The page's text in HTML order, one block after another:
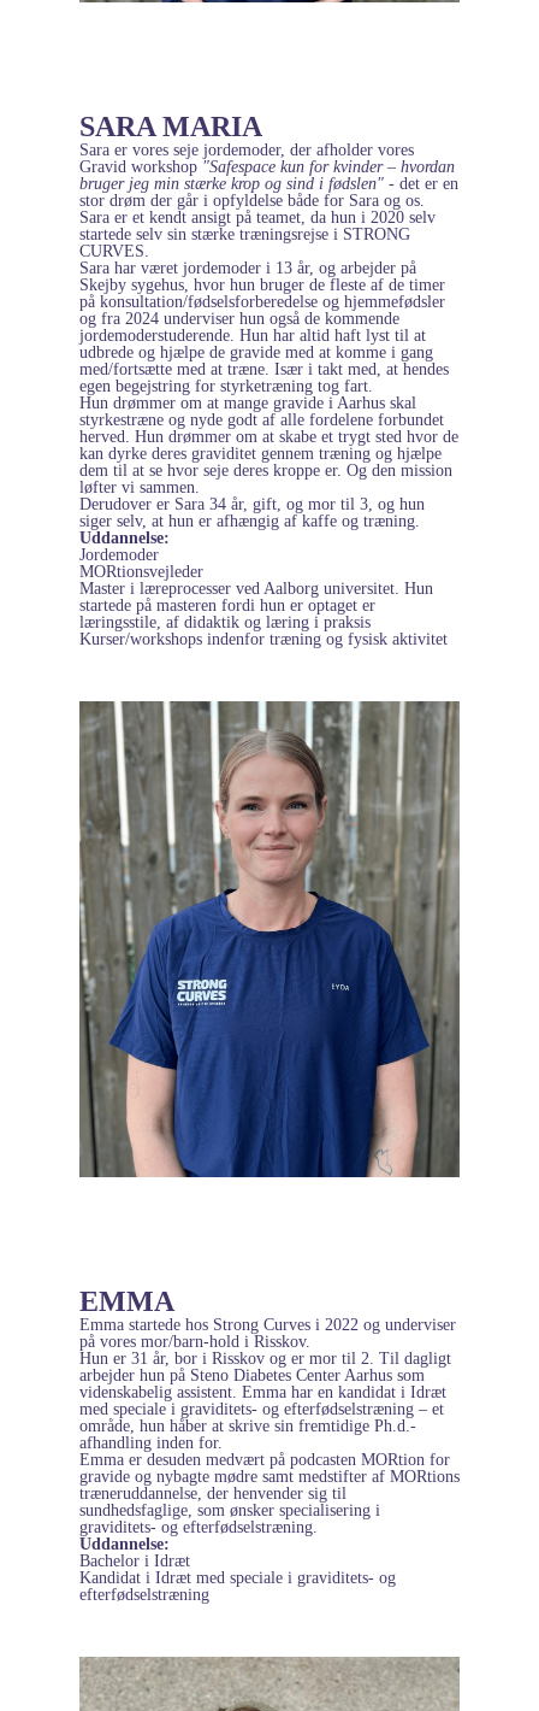
SARA MARIA
Sara er vores seje jordemoder, der afholder vores
Gravid workshop "Safespace kun for kvinder – hvordan
bruger jeg min stærke krop og sind i fødslen" - det er en
stor drøm der går i opfyldelse både for Sara og os.
Sara er et kendt ansigt på teamet, da hun i 2020 selv
startede selv sin stærke træningsrejse i STRONG
CURVES.
Sara har været jordemoder i 13 år, og arbejder på
Skejby sygehus, hvor hun bruger de fleste af de timer
på konsultation/fødselsforberedelse og hjemmefødsler
og fra 2024 underviser hun også de kommende
jordemoderstuderende. Hun har altid haft lyst til at
udbrede og hjælpe de gravide med at komme i gang
med/fortsætte med at træne. Især i takt med, at hendes
egen begejstring for styrketræning tog fart.
Hun drømmer om at mange gravide i Aarhus skal
styrkestræne og nyde godt af alle fordelene forbundet
herved. Hun drømmer om at skabe et trygt sted hvor de
kan dyrke deres graviditet gennem træning og hjælpe
dem til at se hvor seje deres kroppe er. Og den mission
løfter vi sammen.
Derudover er Sara 34 år, gift, og mor til 3, og hun
siger selv, at hun er afhængig af kaffe og træning.
Uddannelse:
Jordemoder
MORtionsvejleder
Master i læreprocesser ved Aalborg universitet. Hun
startede på masteren fordi hun er optaget er
læringsstile, af didaktik og læring i praksis
Kurser/workshops indenfor træning og fysisk aktivitet
EMMA
Emma startede hos Strong Curves i 2022 og underviser
på vores mor/barn-hold i Risskov.
Hun er 31 år, bor i Risskov og er mor til 2. Til dagligt
arbejder hun på Steno Diabetes Center Aarhus som
videnskabelig assistent. Emma har en kandidat i Idræt
med speciale i graviditets- og efterfødselstræning – et
område, hun håber at skrive sin fremtidige Ph.d.-
afhandling inden for.
Emma er desuden medvært på podcasten MORtion for
gravide og nybagte mødre samt medstifter af MORtions
træneruddannelse, der henvender sig til
sundhedsfaglige, som ønsker specialisering i
graviditets- og efterfødselstræning.
Uddannelse:
Bachelor i Idræt
Kandidat i Idræt med speciale i graviditets- og
efterfødselstræning